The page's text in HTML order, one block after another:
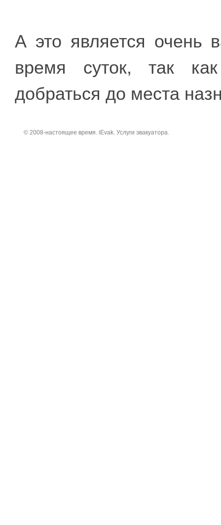
А это является очень
время суток, так
добраться до места
© 2008-настоящее время. iEvak. Услуги эвакуатора.